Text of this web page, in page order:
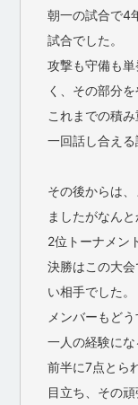
朝一の試合で4
試合でした。
攻撃も守備も
く、その部分
これまでの積
一回話し合える
その後からは
ましたがなん
2位トーナメン
決勝はこの大
い相手でした。
メンバーもど
一人の経験に
前半に7点とら
目立ち、その